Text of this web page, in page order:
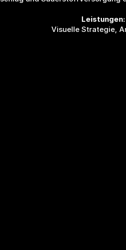
Leistungen:
Visuelle Strategie,